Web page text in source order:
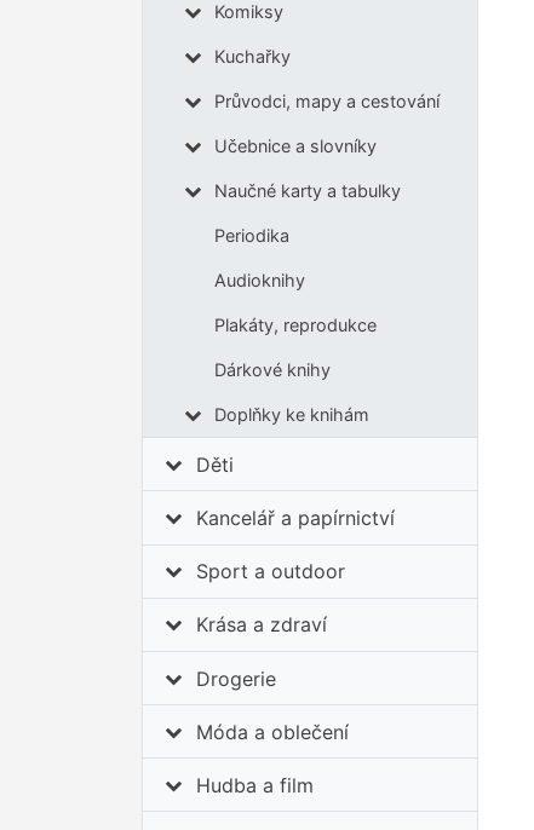
Komiksy
Kuchařky
Průvodci, mapy a cestování
Učebnice a slovníky
Naučné karty a tabulky
Periodika
Audioknihy
Plakáty, reprodukce
Dárkové knihy
Doplňky ke knihám
Děti
Kancelář a papírnictví
Sport a outdoor
Krása a zdraví
Drogerie
Móda a oblečení
Hudba a film